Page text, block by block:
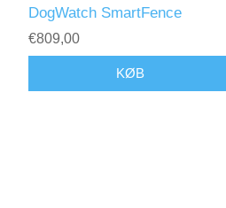
DogWatch SmartFence
€809,00